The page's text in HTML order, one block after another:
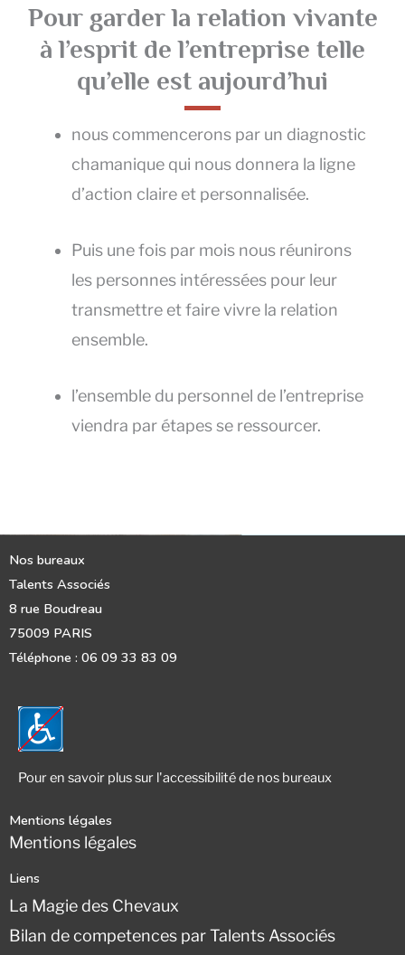
Pour garder la relation vivante
à l’esprit de l’entreprise telle
qu’elle est aujourd’hui
nous commencerons par un diagnostic
chamanique qui nous donnera la ligne
d’action claire et personnalisée.
Puis une fois par mois nous réunirons
les personnes intéressées pour leur
transmettre et faire vivre la relation
ensemble.
l’ensemble du personnel de l’entreprise
viendra par étapes se ressourcer.
Nos bureaux
Talents Associés
8 rue Boudreau
75009 PARIS
Téléphone : 06 09 33 83 09
Pour en savoir plus sur l'accessibilité de nos bureaux
Mentions légales
Mentions légales
Liens
La Magie des Chevaux
Bilan de competences par Talents Associés